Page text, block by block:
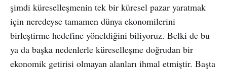
şimdi küreselleşmenin tek bir küresel pazar yaratmak
için neredeyse tamamen dünya ekonomilerini
birleştirme hedefine yöneldiğini biliyoruz. Belki de bu
ya da başka nedenlerle küreselleşme doğrudan bir
ekonomik getirisi olmayan alanları ihmal etmiştir. Başta